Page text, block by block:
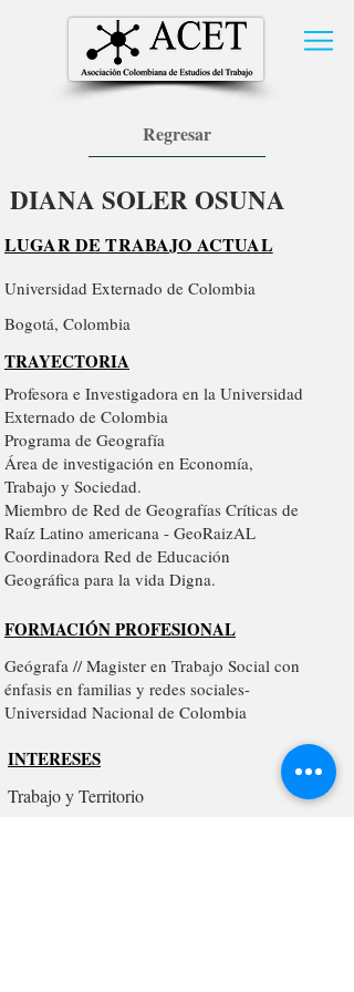
Regresar
DIANA SOLER OSUNA
LUGAR DE TRABAJO ACTUAL
Universidad Externado de Colombia
Bogotá, Colombia
TRAYECTORIA
Profesora e Investigadora en la Universidad
Externado de Colombia
Programa de Geografía
Área de investigación en Economía,
Trabajo y Sociedad.
Miembro de Red de Geografías Críticas de
Raíz Latino americana - GeoRaizAL
Coordinadora Red de Educación
Geográfica para la vida Digna.
FORMACIÓN PROFESIONAL
Geógrafa // Magister en Trabajo Social con
énfasis en familias y redes sociales-
Universidad Nacional de Colombia
INTERESES
Trabajo y Territorio